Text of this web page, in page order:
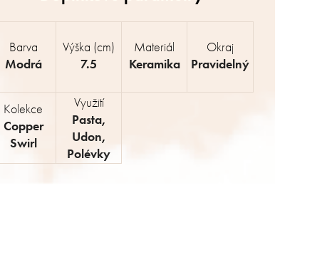
Barva
Modrá
Výška (cm)
7.5
Materiál
Keramika
Okraj
Pravidelný
Kolekce
Copper
Swirl
Využití
Pasta,
Udon,
Polévky